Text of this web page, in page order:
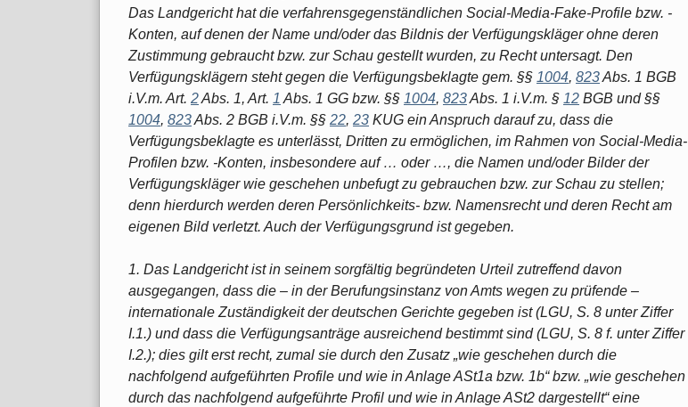
Das Landgericht hat die verfahrensgegenständlichen Social-Media-Fake-Profile bzw. -
Konten, auf denen der Name und/oder das Bildnis der Verfügungskläger ohne deren
Zustimmung gebraucht bzw. zur Schau gestellt wurden, zu Recht untersagt. Den
Verfügungsklägern steht gegen die Verfügungsbeklagte gem. §§ 1004, 823Abs. 1 BGB
i.V.m. Art. 2Abs. 1, Art. 1 Abs. 1 GG bzw. §§ 1004, 823Abs. 1 i.V.m. § 12 BGB und §§
1004, 823Abs. 2 BGB i.V.m. §§ 22, 23 KUG ein Anspruch darauf zu, dass die
Verfügungsbeklagte es unterlässt, Dritten zu ermöglichen, im Rahmen von Social-Media-
Profilen bzw. -Konten, insbesondere auf … oder …, die Namen und/oder Bilder der
Verfügungskläger wie geschehen unbefugt zu gebrauchen bzw. zur Schau zu stellen;
denn hierdurch werden deren Persönlichkeits- bzw. Namensrecht und deren Recht am
eigenen Bild verletzt. Auch der Verfügungsgrund ist gegeben.
1. Das Landgericht ist in seinem sorgfältig begründeten Urteil zutreffend davon
ausgegangen, dass die – in der Berufungsinstanz von Amts wegen zu prüfende –
internationale Zuständigkeit der deutschen Gerichte gegeben ist (LGU, S. 8 unter Ziffer
I.1.) und dass die Verfügungsanträge ausreichend bestimmt sind (LGU, S. 8 f. unter Ziffer
I.2.); dies gilt erst recht, zumal sie durch den Zusatz „wie geschehen durch die
nachfolgend aufgeführten Profile und wie in Anlage ASt1a bzw. 1b“ bzw. „wie geschehen
durch das nachfolgend aufgeführte Profil und wie in Anlage ASt2 dargestellt“ eine